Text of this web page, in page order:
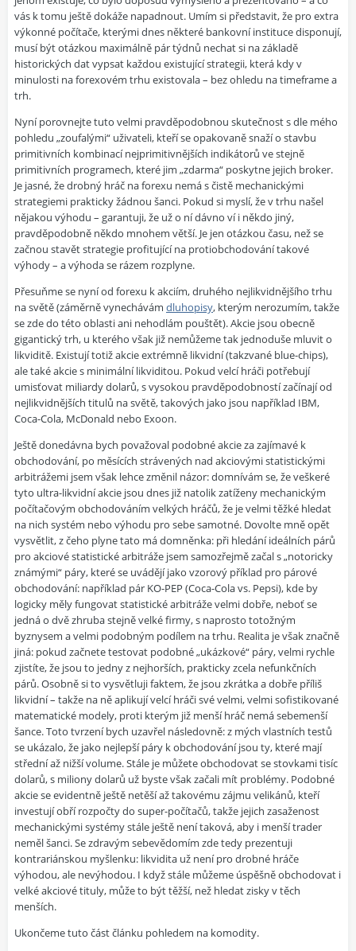
vás k tomu ještě dokáže napadnout. Umím si představit, že pro extra
výkonné počítače, kterými dnes některé bankovní instituce disponují,
musí být otázkou maximálně pár týdnů nechat si na základě
historických dat vypsat každou existující strategii, která kdy v
minulosti na forexovém trhu existovala – bez ohledu na timeframe a
trh.
Nyní porovnejte tuto velmi pravděpodobnou skutečnost s dle mého
pohledu „zoufalými“ uživateli, kteří se opakovaně snaží o stavbu
primitivních kombinací nejprimitivnějších indikátorů ve stejně
primitivních programech, které jim „zdarma“ poskytne jejich broker.
Je jasné, že drobný hráč na forexu nemá s čistě mechanickými
strategiemi prakticky žádnou šanci. Pokud si myslí, že v trhu našel
nějakou výhodu – garantuji, že už o ní dávno ví i někdo jiný,
pravděpodobně někdo mnohem větší. Je jen otázkou času, než se
začnou stavět strategie profitující na protiobchodování takové
výhody – a výhoda se rázem rozplyne.
Přesuňme se nyní od forexu k akciím, druhého nejlikvidnějšího trhu
na světě (záměrně vynechávám dluhopisy, kterým nerozumím, takže
se zde do této oblasti ani nehodlám pouštět). Akcie jsou obecně
gigantický trh, u kterého však již nemůžeme tak jednoduše mluvit o
likviditě. Existují totiž akcie extrémně likvidní (takzvané blue-chips),
ale také akcie s minimální likviditou. Pokud velcí hráči potřebují
umisťovat miliardy dolarů, s vysokou pravděpodobností začínají od
nejlikvidnějších titulů na světě, takových jako jsou například IBM,
Coca-Cola, McDonald nebo Exoon.
Ještě donedávna bych považoval podobné akcie za zajímavé k
obchodování, po měsících strávených nad akciovými statistickými
arbitrážemi jsem však lehce změnil názor: domnívám se, že veškeré
tyto ultra-likvidní akcie jsou dnes již natolik zatíženy mechanickým
počítačovým obchodováním velkých hráčů, že je velmi těžké hledat
na nich systém nebo výhodu pro sebe samotné. Dovolte mně opět
vysvětlit, z čeho plyne tato má domněnka: při hledání ideálních párů
pro akciové statistické arbitráže jsem samozřejmě začal s „notoricky
známými“ páry, které se uvádějí jako vzorový příklad pro párové
obchodování: například pár KO-PEP (Coca-Cola vs. Pepsi), kde by
logicky měly fungovat statistické arbitráže velmi dobře, neboť se
jedná o dvě zhruba stejně velké firmy, s naprosto totožným
byznysem a velmi podobným podílem na trhu. Realita je však značně
jiná: pokud začnete testovat podobné „ukázkové“ páry, velmi rychle
zjistíte, že jsou to jedny z nejhorších, prakticky zcela nefunkčních
párů. Osobně si to vysvětluji faktem, že jsou zkrátka a dobře příliš
likvidní – takže na ně aplikují velcí hráči své velmi, velmi sofistikované
matematické modely, proti kterým již menší hráč nemá sebemenší
šance. Toto tvrzení bych uzavřel následovně: z mých vlastních testů
se ukázalo, že jako nejlepší páry k obchodování jsou ty, které mají
střední až nižší volume. Stále je můžete obchodovat se stovkami tisíc
dolarů, s miliony dolarů už byste však začali mít problémy. Podobné
akcie se evidentně ještě netěší až takovému zájmu velikánů, kteří
investují obří rozpočty do super-počítačů, takže jejich zasaženost
mechanickými systémy stále ještě není taková, aby i menší trader
neměl šanci. Se zdravým sebevědomím zde tedy prezentuji
kontrariánskou myšlenku: likvidita už není pro drobné hráče
výhodou, ale nevýhodou. I když stále můžeme úspěšně obchodovat i
velké akciové tituly, může to být těžší, než hledat zisky v těch
menších.
Ukončeme tuto část článku pohledem na komodity.